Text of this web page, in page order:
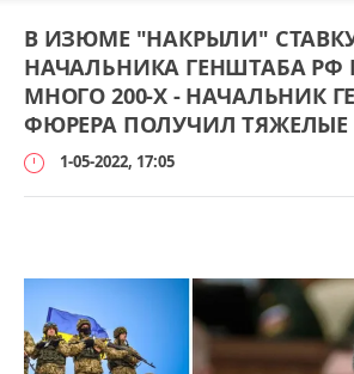
В ИЗЮМЕ "НАКРЫЛИ"
НАЧАЛЬНИКА ГЕНШТАБА РФ
МНОГО 200-Х - НАЧАЛЬНИК
ФЮРЕРА ПОЛУЧИЛ ТЯЖЕЛЫЕ
1-05-2022, 17:05